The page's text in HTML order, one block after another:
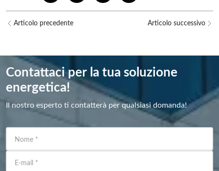
Articolo precedente Articolo successivo
Contattaci per la tua soluzione
energetica!
Il nostro esperto ti contatterà per qualsiasi domanda!
Nome *
E-mail *